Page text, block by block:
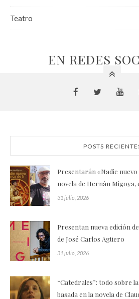
Teatro
EN REDES
POSTS
Presentarán «Nadie nuevo
novela de Hernán Migoya,
31 julio, 2026
Presentan nueva edición
de José Carlos Agüero
31 julio, 2026
“Catedrales”: todo sobre
basada en la novela de